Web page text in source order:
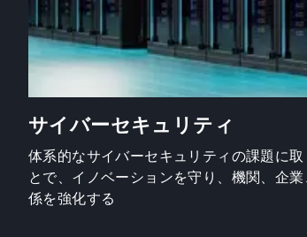
サイバーセキュリティ
体系的なサイバーセキュリティの課題に
とで、イノベーションを守り、機関、企
係を強化する